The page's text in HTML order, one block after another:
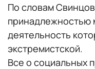
По словам
принадлежностью
деятельность
экстремистской.
Все о социальных